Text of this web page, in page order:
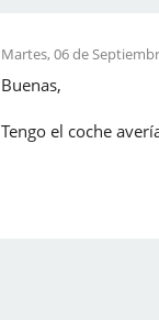
Martes, 06 de
Buenas,
Tengo el coche